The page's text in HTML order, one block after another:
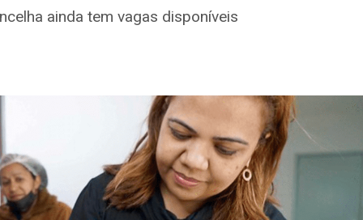
ainda tem vagas disponíveis